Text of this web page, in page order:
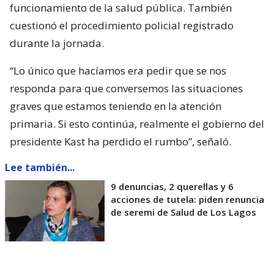
funcionamiento de la salud pública. También
cuestionó el procedimiento policial registrado
durante la jornada.
“Lo único que hacíamos era pedir que se nos
responda para que conversemos las situaciones
graves que estamos teniendo en la atención
primaria. Si esto continúa, realmente el gobierno del
presidente Kast ha perdido el rumbo”, señaló.
Lee también...
9 denuncias, 2 querellas y 6
acciones de tutela: piden renuncia
de seremi de Salud de Los Lagos